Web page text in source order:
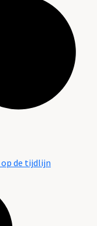
de tijdlijn